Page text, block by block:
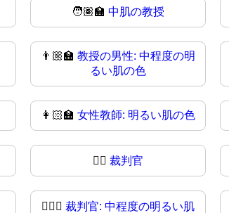
🧑🏽‍🏫 中肌の教授
👨🏼‍🏫 教授の男性: 中程度の明
るい肌の色
👩🏻‍🏫 女性教師: 明るい肌の色
🧑‍⚖️ 裁判官
🧑🏼‍⚖ 裁判官: 中程度の明るい肌